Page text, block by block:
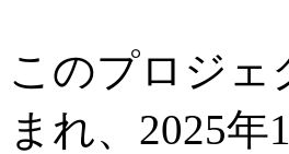
このプロジェ
まれ、2025